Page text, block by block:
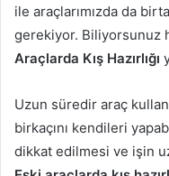
ile araçlarımızda da
gerekiyor. Biliyorsunuz
Araçlarda Kış Hazırlığı
Uzun süredir araç
birkaçını kendileri
dikkat edilmesi ve işin